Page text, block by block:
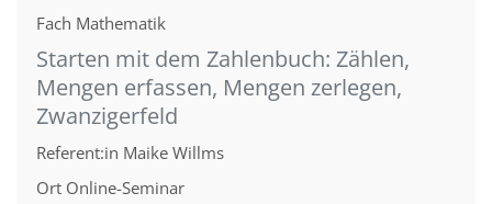
Fach Mathematik
Starten mit dem Zahlenbuch: Zählen,
Mengen erfassen, Mengen zerlegen,
Zwanzigerfeld
Referent:in Maike Willms
Ort Online-Seminar